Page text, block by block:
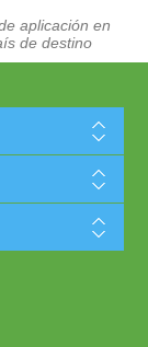
aplicación en
de destino